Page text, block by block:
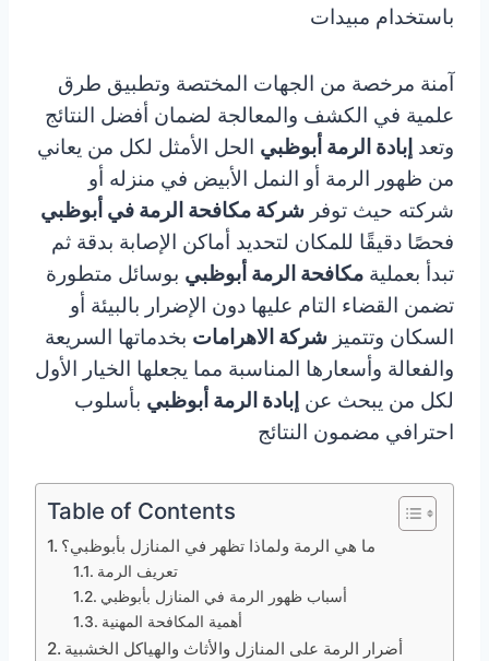
باستخدام مبيدات
آمنة مرخصة من الجهات المختصة وتطبيق طرق
علمية في الكشف والمعالجة لضمان أفضل النتائج
وتعد إبادة الرمة أبوظبي الحل الأمثل لكل من يعاني
من ظهور الرمة أو النمل الأبيض في منزله أو
شركته حيث توفر شركة مكافحة الرمة في أبوظبي
فحصًا دقيقًا للمكان لتحديد أماكن الإصابة بدقة ثم
تبدأ بعملية مكافحة الرمة أبوظبي بوسائل متطورة
تضمن القضاء التام عليها دون الإضرار بالبيئة أو
السكان وتتميز شركة الاهرامات بخدماتها السريعة
والفعالة وأسعارها المناسبة مما يجعلها الخيار الأول
لكل من يبحث عن إبادة الرمة أبوظبي بأسلوب
احترافي مضمون النتائج
Table of Contents
ما هي الرمة ولماذا تظهر في المنازل بأبوظبي؟
تعريف الرمة
أسباب ظهور الرمة في المنازل بأبوظبي
أهمية المكافحة المهنية
أضرار الرمة على المنازل والأثاث والهياكل الخشبية